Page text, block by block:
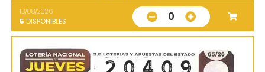
13/08/2026
5 DISPONIBLES 0